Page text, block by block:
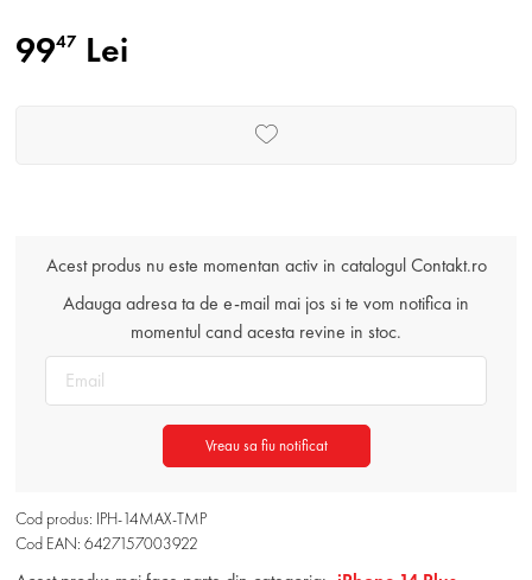
9947 Lei
Acest produs nu este momentan activ in catalogul Contakt.ro
Adauga adresa ta de e-mail mai jos si te vom notifica in
momentul cand acesta revine in stoc.
Vreau sa fiu notificat
Cod produs: IPH-14MAX-TMP
Cod EAN: 6427157003922